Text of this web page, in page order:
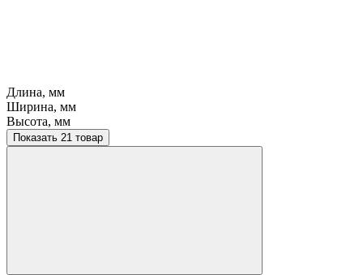
Длина, мм
Ширина, мм
Высота, мм
Показать 21 товар